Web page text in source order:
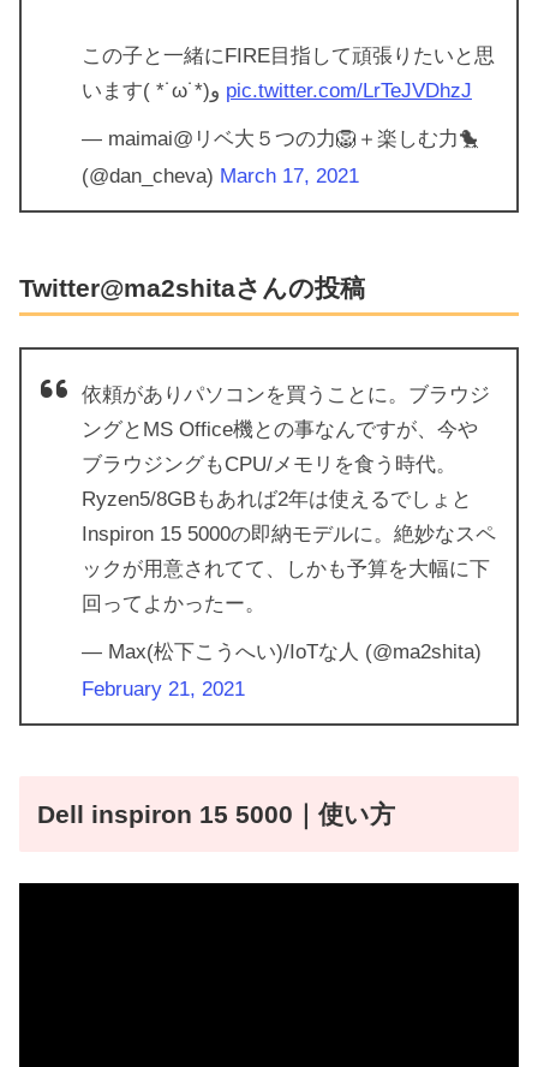
この子と一緒にFIRE目指して頑張りたいと思
pic.twitter.com/LrTeJVDhzJ
— maimai@リベ大５つの力🦁＋楽しむ力🐤
(@dan_cheva) March 17, 2021
Twitter@ma2shitaさんの投稿
依頼がありパソコンを買うことに。ブラウジ
ングとMS Office機との事なんですが、今や
ブラウジングもCPU/メモリを食う時代。
Ryzen5/8GBもあれば2年は使えるでしょと
Inspiron 15 5000の即納モデルに。絶妙なスペ
ックが用意されてて、しかも予算を大幅に下
回ってよかったー。
— Max(松下こうへい)/IoTな人 (@ma2shita)
February 21, 2021
Dell inspiron 15 5000｜使い方